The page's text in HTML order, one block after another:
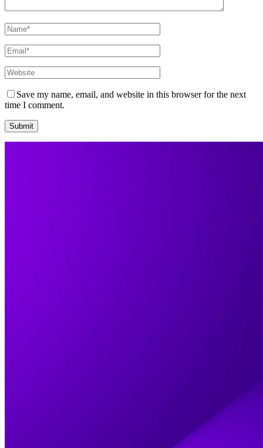
Save my name, email, and website in this browser for the next
time I comment.